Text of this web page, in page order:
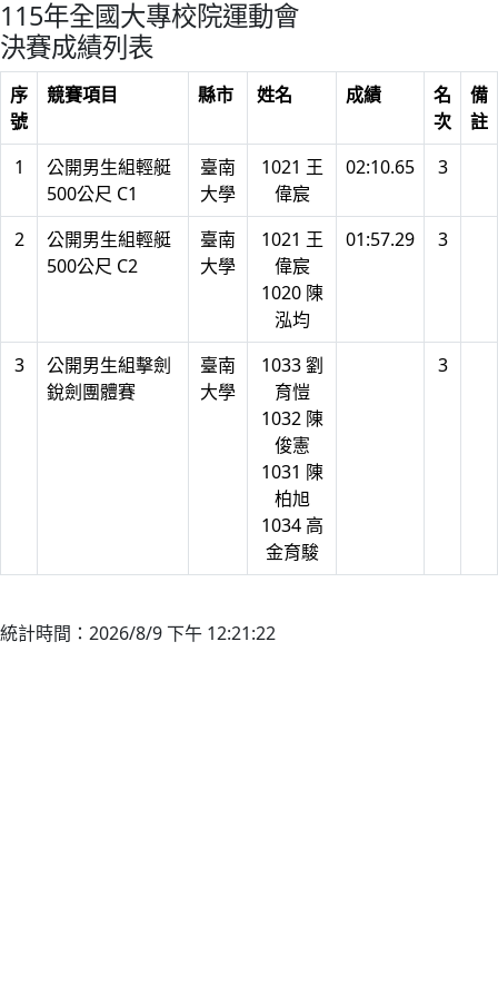
115年全國大專校院運動會
決賽成績列表
序
號
競賽項目 縣市 姓名 成績
名
次
備
註
1
公開男生組輕艇
500公尺 C1
臺南
大學
1021 王
偉宸
02:10.65 3
2
公開男生組輕艇
500公尺 C2
臺南
大學
1021 王
偉宸
1020 陳
泓均
01:57.29 3
3
公開男生組擊劍
銳劍團體賽
臺南
大學
1033 劉
育愷
1032 陳
俊憲
1031 陳
柏旭
1034 高
金育駿
3
統計時間：2026/8/9 下午 12:21:22